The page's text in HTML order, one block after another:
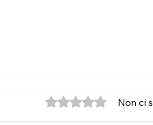
Valutazione 0Non ci